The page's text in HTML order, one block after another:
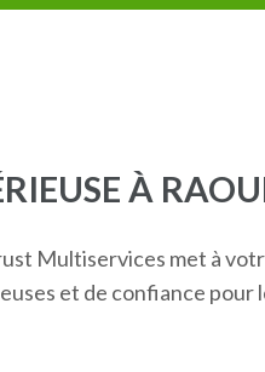
À
Multiservices met à
et de confiance pour